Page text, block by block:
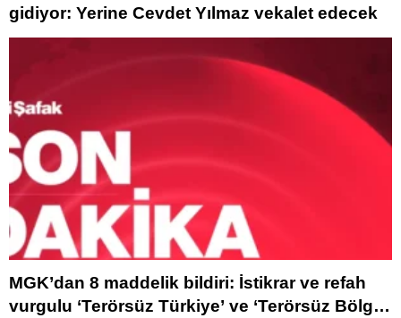
gidiyor: Yerine Cevdet Yılmaz vekalet edecek
MGK’dan 8 maddelik bildiri: İstikrar ve refah
vurgulu ‘Terörsüz Türkiye’ ve ‘Terörsüz Bölge’